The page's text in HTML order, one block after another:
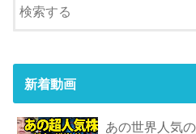
新着動画
あの世界人気